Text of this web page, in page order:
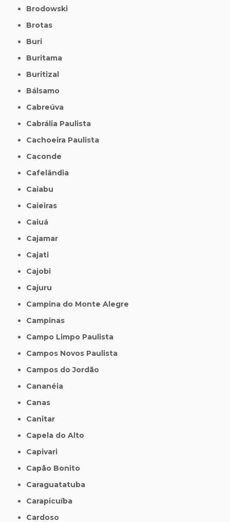
Brodowski
Brotas
Buri
Buritama
Buritizal
Bálsamo
Cabreúva
Cabrália Paulista
Cachoeira Paulista
Caconde
Cafelândia
Caiabu
Caieiras
Caiuá
Cajamar
Cajati
Cajobi
Cajuru
Campina do Monte Alegre
Campinas
Campo Limpo Paulista
Campos Novos Paulista
Campos do Jordão
Cananéia
Canas
Canitar
Capela do Alto
Capivari
Capão Bonito
Caraguatatuba
Carapicuíba
Cardoso